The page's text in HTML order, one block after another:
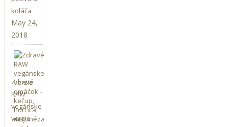
koláča
May 24,
2018
Zdravé
RAW
vegánske
verzie